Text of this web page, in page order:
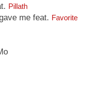
Pillath
me feat. Favorite